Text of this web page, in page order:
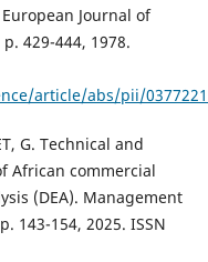
Journal of
429-444, 1978.
article/abs/pii/
G. Technical and
African commercial
(DEA). Management
143-154, 2025. ISSN